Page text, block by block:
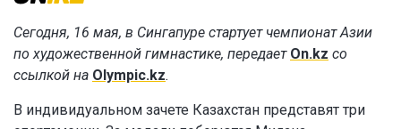
Сегодня, 16 мая, в Сингапуре стартует чемпионат Азии
по художественной гимнастике, передает On.kz со
ссылкой на Olympic.kz.
В индивидуальном зачете Казахстан представят три